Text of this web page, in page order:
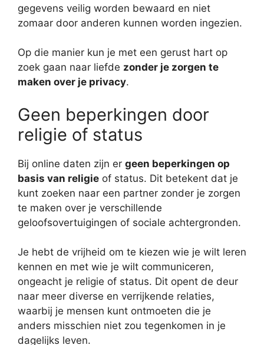
gegevens veilig worden bewaard en niet
zomaar door anderen kunnen worden ingezien.
Op die manier kun je met een gerust hart op
zoek gaan naar liefde zonder je zorgen te
maken over je privacy.
Geen beperkingen door
religie of status
Bij online daten zijn er geen beperkingen op
basis van religie of status. Dit betekent dat je
kunt zoeken naar een partner zonder je zorgen
te maken over je verschillende
geloofsovertuigingen of sociale achtergronden.
Je hebt de vrijheid om te kiezen wie je wilt leren
kennen en met wie je wilt communiceren,
ongeacht je religie of status. Dit opent de deur
naar meer diverse en verrijkende relaties,
waarbij je mensen kunt ontmoeten die je
anders misschien niet zou tegenkomen in je
dagelijks leven.